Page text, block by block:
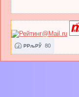
РРљРЎ 80